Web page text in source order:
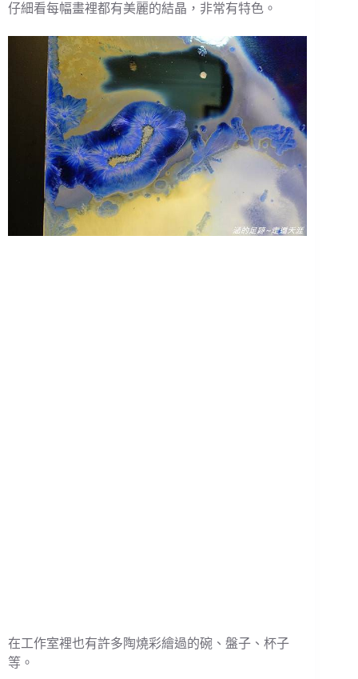
仔細看每幅畫裡都有美麗的結晶，非常有特色。
在工作室裡也有許多陶燒彩繪過的碗、盤子、杯子
等。